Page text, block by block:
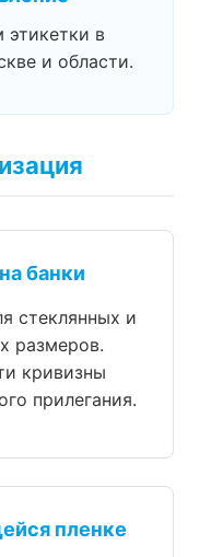
этикетки в
и области.
банки
стеклянных и
размеров.
кривизны
прилегания.
пленке